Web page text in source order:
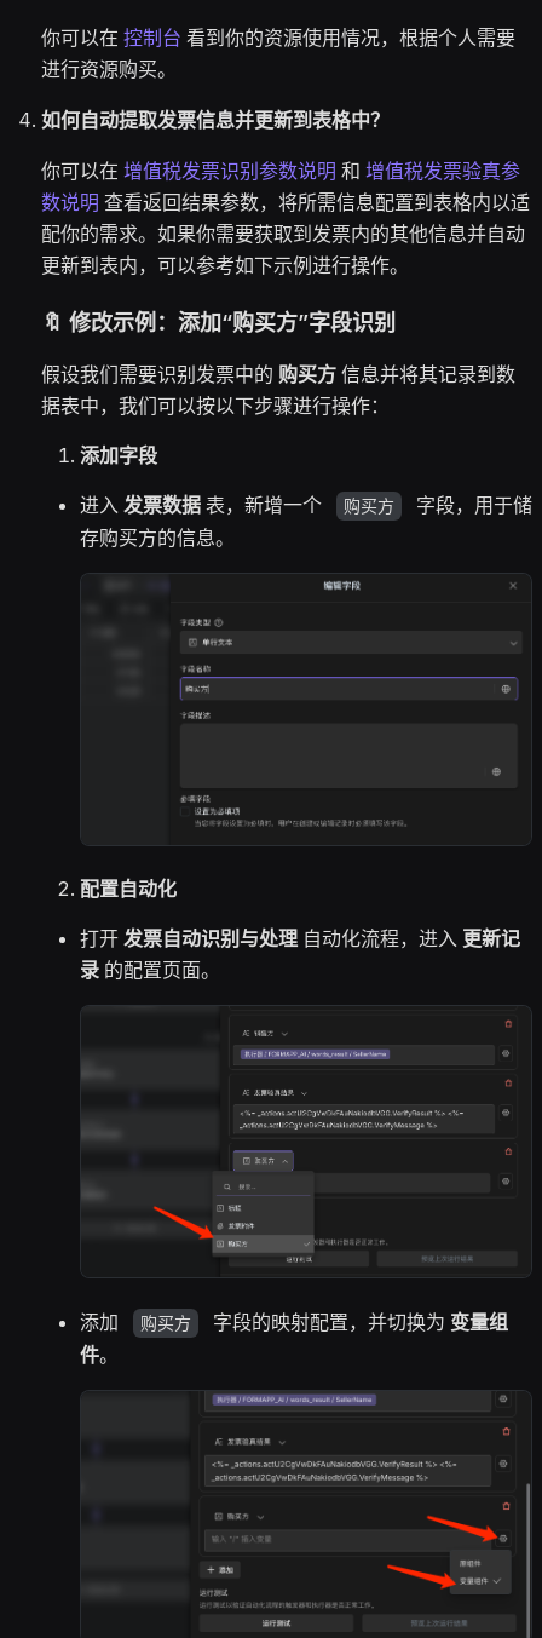
你可以在 控制台 看到你的资源使用情况，根据个人需要
进行资源购买。
如何自动提取发票信息并更新到表格中？
你可以在 增值税发票识别参数说明 和 增值税发票验真参
数说明 查看返回结果参数，将所需信息配置到表格内以适
配你的需求。如果你需要获取到发票内的其他信息并自动
更新到表内，可以参考如下示例进行操作。
🔖 修改示例：添加“购买方”字段识别
假设我们需要识别发票中的 购买方 信息并将其记录到数
据表中，我们可以按以下步骤进行操作：
添加字段
进入 发票数据 表，新增一个 购买方
字段，用于储
存购买方的信息。
配置自动化
打开 发票自动识别与处理 自动化流程，进入 更新记
录 的配置页面。
添加 购买方 字段的映射配置，并切换为 变量组
件。